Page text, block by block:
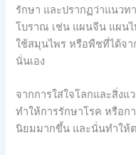
รักษา และปรากฏว่าแนว
โบราณ เช่น แผนจีน แผน
ใช้สมุนไพร หรือพืชที่ได้จา
นั่นเอง
จากการใส่ใจโลกและสิ่งแ
ทำให้การรักษาโรค หรือ
นิยมมากขึ้น และนั่นทำให้